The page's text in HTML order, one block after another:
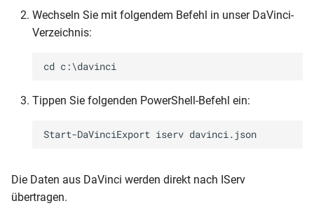
Wechseln Sie mit folgendem Befehl in unser DaVinci-
Verzeichnis:
Tippen Sie folgenden PowerShell-Befehl ein:
Die Daten aus DaVinci werden direkt nach IServ
übertragen.